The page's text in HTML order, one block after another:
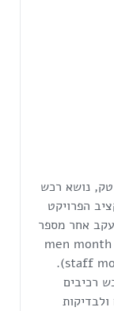
טק, נושא רכש
הפרויקט
אחר מספר
"חודשי/ שנות פיתוח" (מה שבעבר נקרא men month
והיום מטעמי פוליטקלי קורקט נקרא staff month).
רכיבים